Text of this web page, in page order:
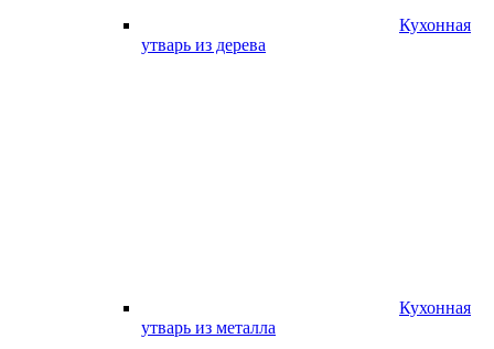
Кухонная
утварь из дерева
Кухонная
утварь из металла